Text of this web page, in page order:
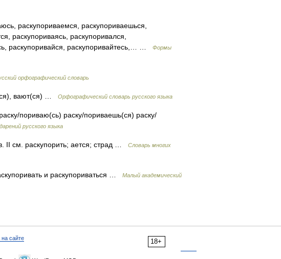
раскупориваемся, раскупориваешься,
раскупориваясь, раскупоривался,
раскупоривайся, раскупоривайтесь,… …
Формы
орфографический словарь
вают(ся) … Орфографический словарь русского языка
пориваю(сь) раску/пориваешь(ся) раску/
русского языка
II см. раскупорить; ается; страд …
Словарь многих
и раскупориваться …
Малый академический
18+
сайте